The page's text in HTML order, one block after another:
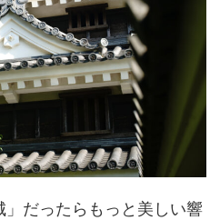
だったらもっと美しい響